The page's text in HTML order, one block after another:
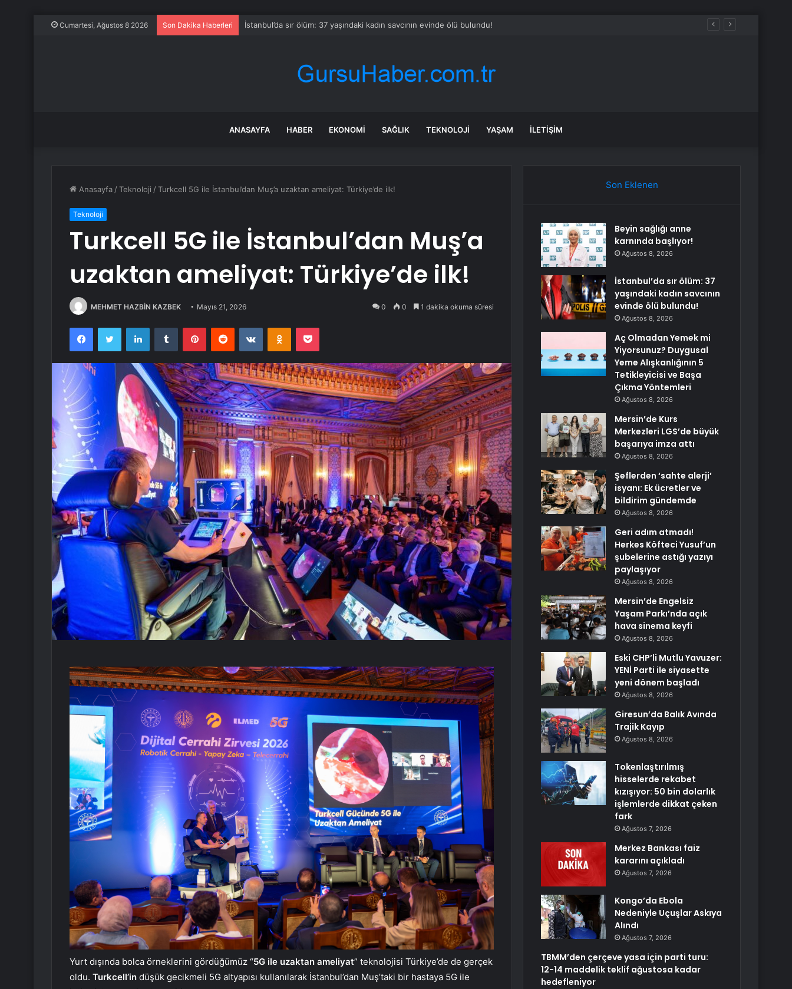
Cumartesi, Ağustos 8 2026 Son Dakika Haberleri İstanbul’da sır ölüm: 37 yaşındaki kadın savcının evinde ölü bulundu!
ANASAYFA HABER EKONOMI SAĞLIK TEKNOLOJI YAŞAM İLETIŞIM
Anasayfa /Teknoloji /Turkcell 5G ile İstanbul’dan Muş’a uzaktan ameliyat: Türkiye’de ilk!
Teknoloji
Turkcell 5G ile İstanbul’dan Muş’a
uzaktan ameliyat: Türkiye’de ilk!
MEHMET HAZBİN KAZBEK Mayıs 21, 2026 0 0 1 dakika okuma süresi
FacebookTwitter LinkedInTumblr PinterestReddit VKontakteOdnoklassniki
Pocket
Yurt dışında bolca örneklerini gördüğümüz “5G ile uzaktan ameliyat” teknolojisi Türkiye’de de gerçek
oldu. Turkcell’in düşük gecikmeli 5G altyapısı kullanılarak İstanbul’dan Muş’taki bir hastaya 5G ile
Son Eklenen
Beyin sağlığı anne
karnında başlıyor!
Ağustos 8, 2026
İstanbul’da sır ölüm: 37
yaşındaki kadın savcının
evinde ölü bulundu!
Ağustos 8, 2026
Aç Olmadan Yemek mi
Yiyorsunuz? Duygusal
Yeme Alışkanlığının 5
Tetikleyicisi ve Başa
Çıkma Yöntemleri
Ağustos 8, 2026
Mersin’de Kurs
Merkezleri LGS’de büyük
başarıya imza attı
Ağustos 8, 2026
Şeflerden ‘sahte alerji’
isyanı: Ek ücretler ve
bildirim gündemde
Ağustos 8, 2026
Geri adım atmadı!
Herkes Köfteci Yusuf’un
şubelerine astığı yazıyı
paylaşıyor
Ağustos 8, 2026
Mersin’de Engelsiz
Yaşam Parkı’nda açık
hava sinema keyfi
Ağustos 8, 2026
Eski CHP’li Mutlu Yavuzer:
YENİ Parti ile siyasette
yeni dönem başladı
Ağustos 8, 2026
Giresun’da Balık Avında
Trajik Kayıp
Ağustos 8, 2026
Tokenlaştırılmış
hisselerde rekabet
kızışıyor: 50 bin dolarlık
işlemlerde dikkat çeken
fark
Ağustos 7, 2026
Merkez Bankası faiz
kararını açıkladı
Ağustos 7, 2026
Kongo’da Ebola
Nedeniyle Uçuşlar Askıya
Alındı
Ağustos 7, 2026
TBMM’den çerçeve yasa için parti turu:
12-14 maddelik teklif ağustosa kadar
hedefleniyor